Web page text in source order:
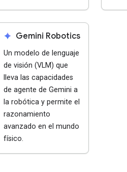
spark Gemini Robotics
Un modelo de lenguaje
de visión (VLM) que
lleva las capacidades
de agente de Gemini a
la robótica y permite el
razonamiento
avanzado en el mundo
físico.